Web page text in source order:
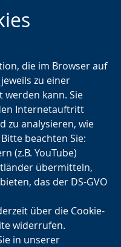
die im Browser auf
zu einer
werden kann. Sie
Internetauftritt
zu analysieren, wie
beachten Sie:
(z.B. YouTube)
übermitteln,
das der DS-GVO
über die Cookie-
widerrufen.
in unserer